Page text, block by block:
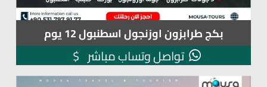
بكج طرابزون اوزنجول اسطنبول 12 يوم
تواصل وتساب مباشر $